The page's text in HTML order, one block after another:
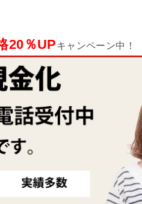
20％UPキャンペーン中！